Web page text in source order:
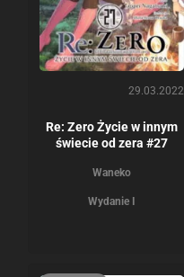
29.03.2022
Re: Zero Życie w innym
świecie od zera #27
Waneko
Wydanie I